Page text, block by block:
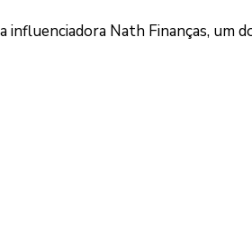
influenciadora Nath Finanças, um